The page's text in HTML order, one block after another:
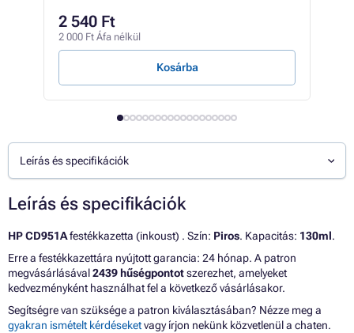
2 540 Ft
2 000 Ft Áfa nélkül
Kosárba
Leírás és specifikációk
Leírás és specifikációk
HP CD951Afestékkazetta (inkoust) . Szín: Piros. Kapacitás: 130ml.
Erre a festékkazettára nyújtott garancia: 24 hónap. A patron
megvásárlásával2439 hűségpontotszerezhet, amelyeket
kedvezményként használhat fel a következő vásárlásakor.
Segítségre van szüksége a patron kiválasztásában? Nézze meg a
gyakran ismételt kérdéseketvagy írjon nekünk közvetlenül a chaten.